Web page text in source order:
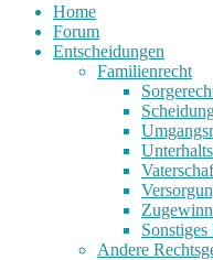
Home
Forum
Entscheidungen
Familienrecht
Andere